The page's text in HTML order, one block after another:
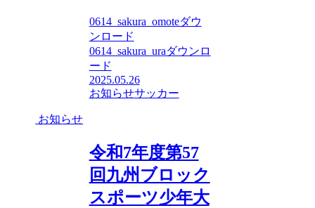
0614_sakura_omoteダウ
ンロード
0614_sakura_uraダウンロ
ード
2025.05.26
お知らせサッカー
お知らせ
令和7年度第57
回九州ブロック
スポーツ少年大